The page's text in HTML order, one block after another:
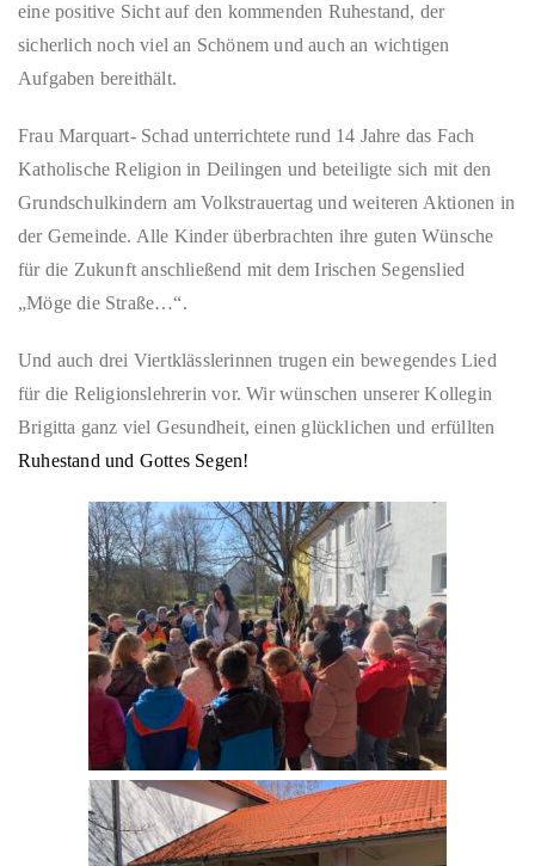
eine positive Sicht auf den kommenden Ruhestand, der
sicherlich noch viel an Schönem und auch an wichtigen
Aufgaben bereithält.
Frau Marquart- Schad unterrichtete rund 14 Jahre das Fach
Katholische Religion in Deilingen und beteiligte sich mit den
Grundschulkindern am Volkstrauertag und weiteren Aktionen in
der Gemeinde. Alle Kinderüberbrachten ihre guten Wünsche
für die Zukunft anschließend mit dem Irischen Segenslied
„Möge die Straße…“.
Und auch drei Viertklässlerinnen trugen ein bewegendes Lied
für die Religionslehrerin vor.Wir wünschen unserer Kollegin
Brigitta ganz viel Gesundheit, einen glücklichen und erfüllten
Ruhestand und Gottes Segen!